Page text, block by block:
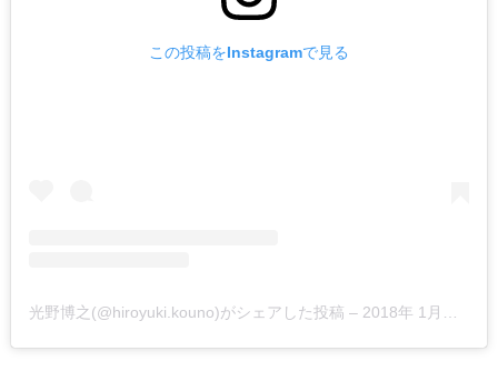
この投稿をInstagramで見る
光野博之(@hiroyuki.kouno)がシェアした投稿 – 2018年 1月月20日午前2時22分PST